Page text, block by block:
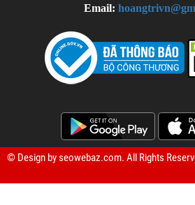
Email:
© Design byseowebaz.com. All Rights